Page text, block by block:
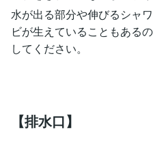
水が出る部分や伸びるシャ
ビが生えていることもある
してください。
【排水口】